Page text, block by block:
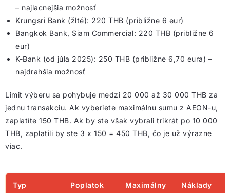
– najlacnejšia možnosť
Krungsri Bank (žlté): 220 THB (približne 6 eur)
Bangkok Bank, Siam Commercial: 220 THB (približne 6
eur)
K-Bank (od júla 2025): 250 THB (približne 6,70 eura) –
najdrahšia možnosť
Limit výberu sa pohybuje medzi 20 000 až 30 000 THB za
jednu transakciu. Ak vyberiete maximálnu sumu z AEON-u,
zaplatíte 150 THB. Ak by ste však vybrali trikrát po 10 000
THB, zaplatili by ste 3 x 150 = 450 THB, čo je už výrazne
viac.
Typ
Poplatok
Maximálny
Náklady